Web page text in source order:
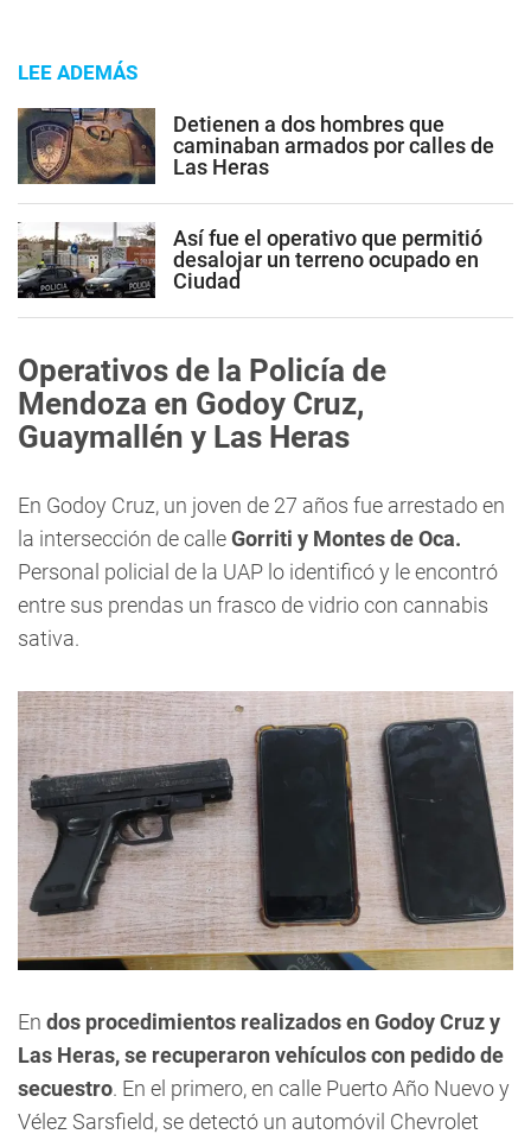
LEE ADEMÁS
Detienen a dos hombres que
caminaban armados por calles de
Las Heras
Así fue el operativo que permitió
desalojar un terreno ocupado en
Ciudad
Operativos de la Policía de
Mendoza en Godoy Cruz,
Guaymallén y Las Heras
En Godoy Cruz, un joven de 27 años fue arrestado en
la intersección de calleGorriti y Montes de Oca.
Personal policial de la UAP lo identificó y le encontró
entre sus prendas un frasco de vidrio con cannabis
sativa.
En dos procedimientos realizados en Godoy Cruz y
Las Heras, se recuperaron vehículos con pedido de
secuestro. En el primero, en calle Puerto Año Nuevo y
Vélez Sarsfield, se detectó un automóvil Chevrolet